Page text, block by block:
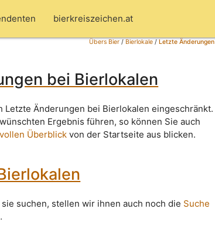
bierkreiszeichen.at
Übers Bier/Bierlokale/Letzte Änderungen
bei Bierlokalen
Änderungen bei Bierlokalen eingeschränkt.
Ergebnis führen, so können Sie auch
vollen Überblick von der Startseite aus blicken.
suchen, stellen wir ihnen auch noch die Suche